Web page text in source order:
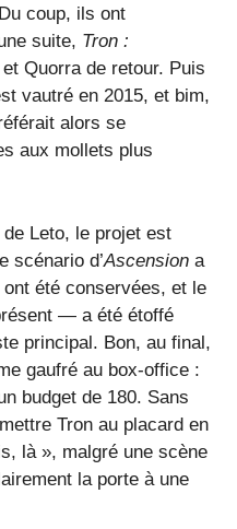
coup, ils ont
suite, Tron :
Quorra de retour. Puis
vautré en 2015, et bim,
alors se
aux mollets plus
Leto, le projet est
scénario d’Ascension a
été conservées, et le
— a été étoffé
principal. Bon, au final,
gaufré au box-office :
budget de 180. Sans
Tron au placard en
là », malgré une scène
la porte à une